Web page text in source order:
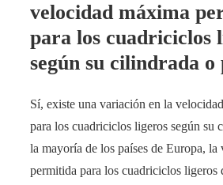
velocidad máxima
para los cuadriciclos
según su cilindrada o
Sí, existe una variación en la
para los cuadriciclos ligeros según su
la mayoría de los países de Europa, la
permitida para los cuadriciclos ligeros